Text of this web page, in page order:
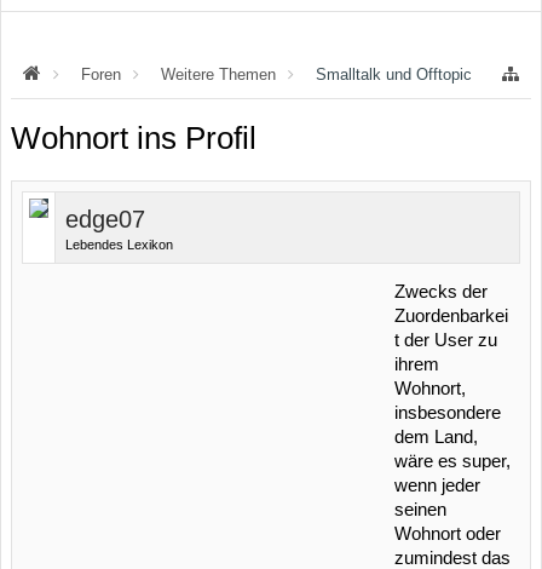
Foren Weitere Themen Smalltalk und Offtopic
Wohnort ins Profil
edge07
Lebendes Lexikon
Zwecks der
Zuordenbarkei
t der User zu
ihrem
Wohnort,
insbesondere
dem Land,
wäre es super,
wenn jeder
seinen
Wohnort oder
zumindest das